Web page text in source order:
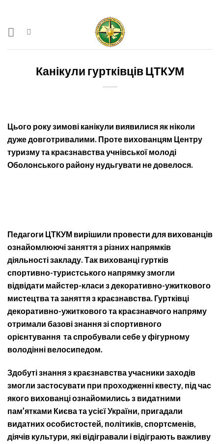
content
Канікули гуртківців ЦТКУМ
Цього року зимові канікули виявилися як ніколи
дуже довготривалими. Проте вихованцям Центру
туризму та краєзнавства учнівської молоді
Оболонського району нудьгувати не довелося.
Педагоги ЦТКУМ вирішили провести для вихованців
ознайомлюючі заняття з різних напрямків
діяльності закладу. Так вихованці гуртків
спортивно-туристського напрямку змогли
відвідати майстер-класи з декоративно-ужиткового
мистецтва та заняття з краєзнавства. Гуртківці
декоративно-ужиткового та краєзнавчого напряму
отримали базові знання зі спортивного
орієнтування та спробували себе у фігурному
володінні велосипедом.
Здобуті знання з краєзнавства учасники заходів
змогли застосувати при проходженні квесту, під час
якого вихованці ознайомились з видатними
пам’ятками Києва та усієї України, пригадали
видатних особистостей, політиків, спортсменів,
діячів культури, які відігравали і відіграють важливу